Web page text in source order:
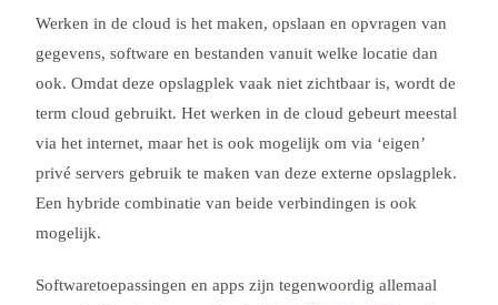
Werken in de cloud is het maken, opslaan en opvragen van
gegevens, software en bestanden vanuit welke locatie dan
ook. Omdat deze opslagplek vaak niet zichtbaar is, wordt de
term cloud gebruikt. Het werken in de cloud gebeurt meestal
via het internet, maar het is ook mogelijk om via ‘eigen’
privé servers gebruik te maken van deze externe opslagplek.
Een hybride combinatie van beide verbindingen is ook
mogelijk.
Softwaretoepassingen en apps zijn tegenwoordig allemaal